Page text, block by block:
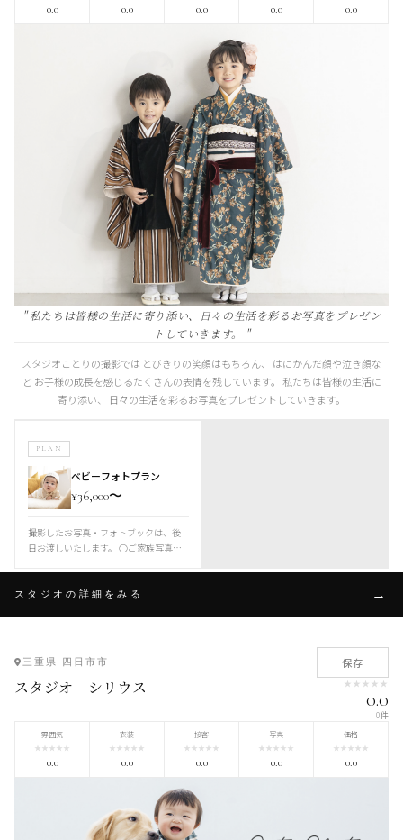
0.0 0.0 0.0 0.0 0.0
" 私たちは皆様の生活に寄り添い、日々の生活を彩るお写真をプレゼン
トしていきます。 "
スタジオことりの撮影では とびきりの笑顔はもちろん、 はにかんだ顔や泣き顔な
ど お子様の成長を感じるたくさんの表情を残しています。 私たちは皆様の生活に
寄り添い、 日々の生活を彩るお写真をプレゼントしていきます。
PLAN
ベビーフォトプラン
¥36,000〜
撮影したお写真・フォトブックは、後
日お渡しいたします。 ○ご家族写真の
ベビー袴などご用意ございます。（サ
プランでの撮影となります。
スタジオの詳細をみる
三重県 四日市市 保存
スタジオ シリウス ★ ★ ★ ★ ★
0.0
0件
雰囲気
★★★★★
0.0
衣装
★★★★★
0.0
接客
★★★★★
0.0
写真
★★★★★
0.0
価格
★★★★★
0.0